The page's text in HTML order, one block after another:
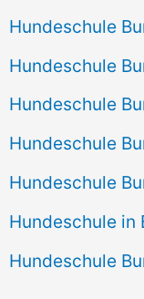
Hundeschule
Hundeschule
Hundeschule
Hundeschule
Hundeschule
Hundeschule in
Hundeschule